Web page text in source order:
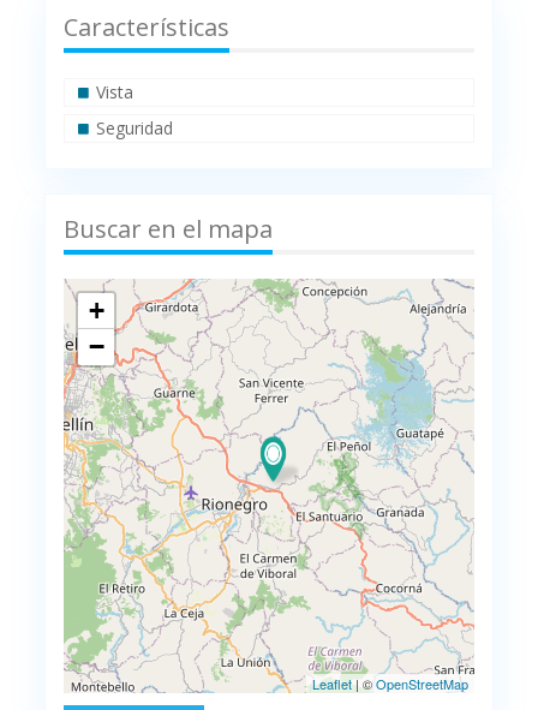
Características
Vista
Seguridad
Buscar en el mapa
+
−
Leaflet| ©OpenStreetMap